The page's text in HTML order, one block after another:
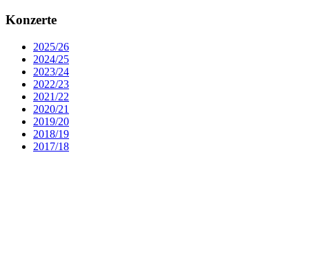
Konzerte
2025/26
2024/25
2023/24
2022/23
2021/22
2020/21
2019/20
2018/19
2017/18